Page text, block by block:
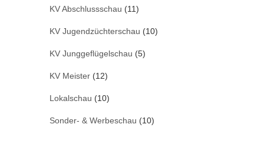
KV Abschlussschau (11)
KV Jugendzüchterschau (10)
KV Junggeflügelschau (5)
KV Meister (12)
Lokalschau (10)
Sonder- & Werbeschau (10)